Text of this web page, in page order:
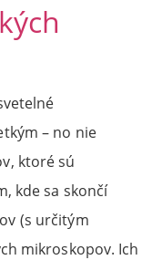
– no nie
ktoré sú
kde sa skončí
(s určitým
mikroskopov. Ich